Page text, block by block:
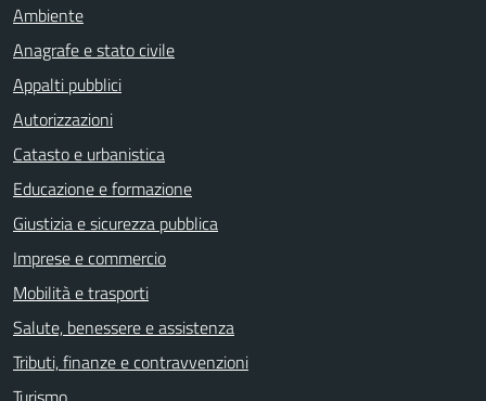
Ambiente
Anagrafe e stato civile
Appalti pubblici
Autorizzazioni
Catasto e urbanistica
Educazione e formazione
Giustizia e sicurezza pubblica
Imprese e commercio
Mobilità e trasporti
Salute, benessere e assistenza
Tributi, finanze e contravvenzioni